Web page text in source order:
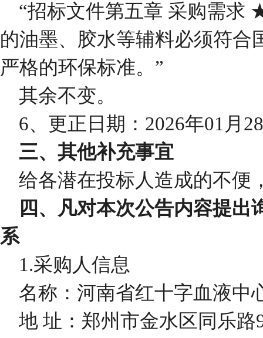
“招标文件第五章 采购需求
的油墨、胶⽔等辅料必须符合
严格的环保标准。”
其余不变。
6、更正日期：2026年01 月 28
三、其他补充事宜
给各潜在投标人造成的不便
四、凡对本次公告内容提出
系
1.采购人信息
名称：河南省红十字血液中
地 址：郑州市金水区同乐路